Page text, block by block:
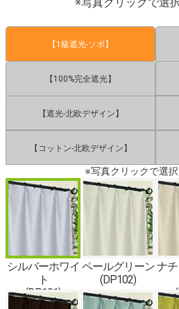
※写真クリックで選
【1級遮光-ソポ】
【100%完全遮光】
【遮光-北欧デザイン】
【コットン-北欧デザイン】
※写真クリックで選択
シルバーホワイ
ト
(DP101)
ペールグリーン
(DP102)
ナ